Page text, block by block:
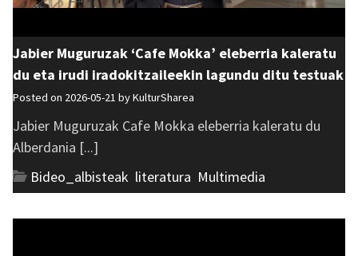
Jabier Muguruzak ‘Cafe Mokka’ eleberria kaleratu
du eta irudi iradokitzaileekin lagundu ditu testuak
Posted on 2026-05-21 byKulturSharea
Jabier Muguruzak Cafe Mokka eleberria kaleratu du
Alberdania [...]
Bideo_albisteak literatura Multimedia